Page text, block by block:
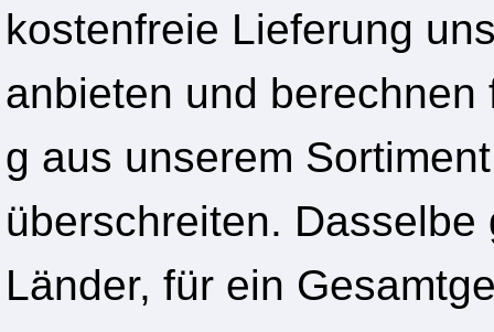
kostenfreie Lieferung
anbieten und
g aus unserem
überschreiten.
Länder, für ein